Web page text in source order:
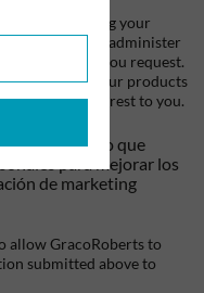
and respecting your
information to administer
and services you request.
you about our products
may be of interest to you.
Entiendo que
para mejorar los
de marketing
allow GracoRoberts to
submitted above to